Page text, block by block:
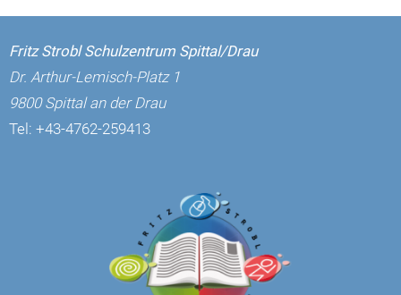
Fritz Strobl Schulzentrum Spittal/Drau
Dr. Arthur-Lemisch-Platz 1
9800 Spittal an der Drau
Tel: +43-4762-259413